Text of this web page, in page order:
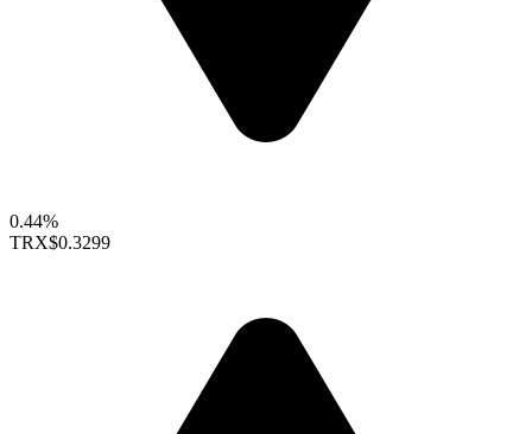
0.44%
TRX$0.3299